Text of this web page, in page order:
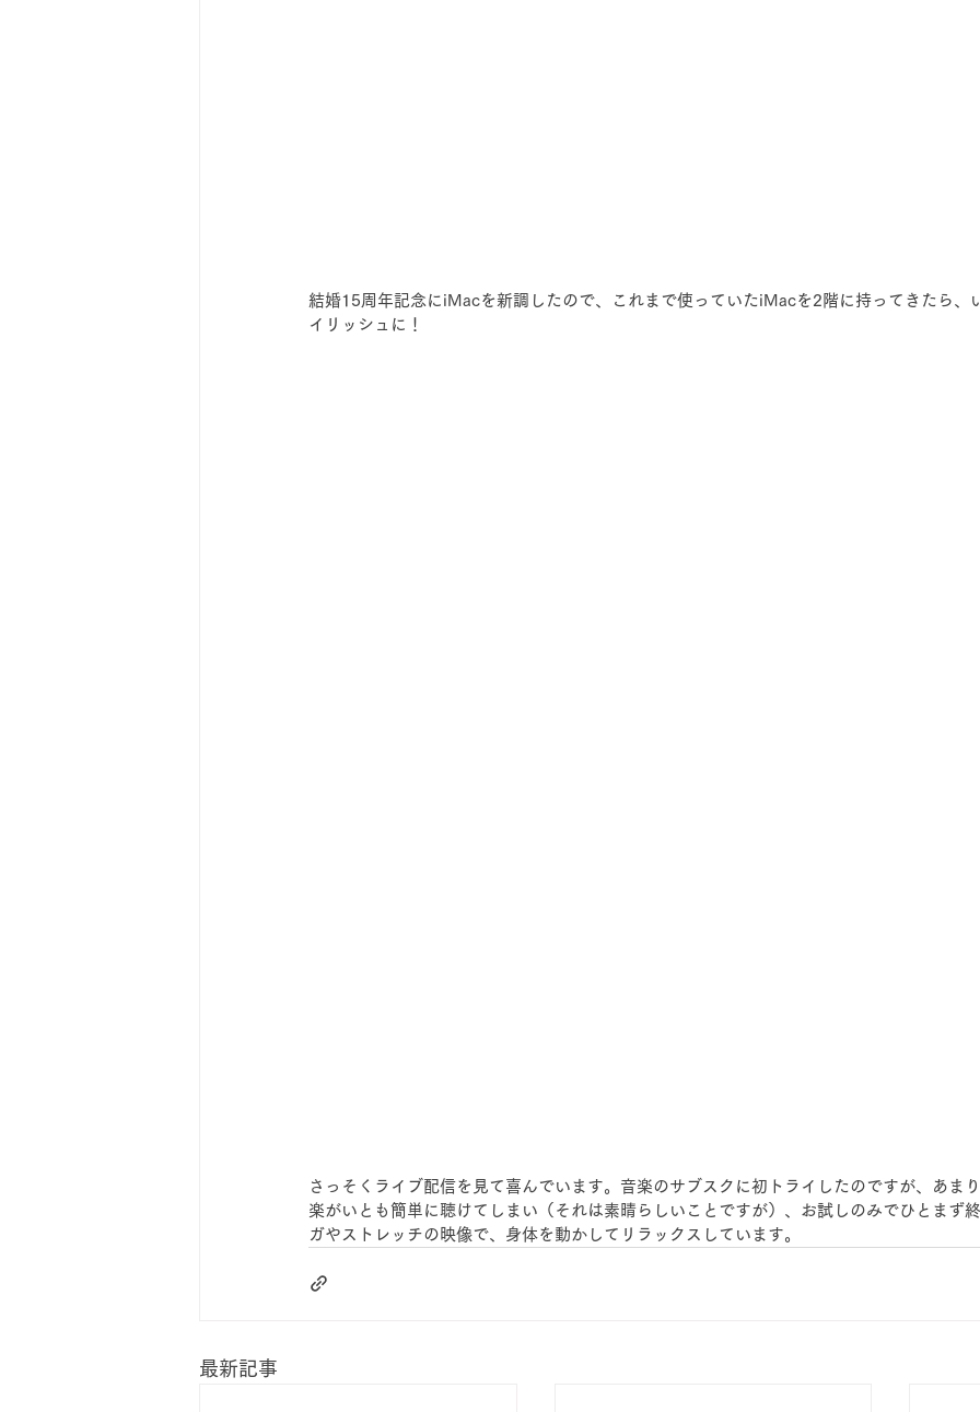
結婚15周年記念にiMacを新調したので、これまで使っていたiMacを2階に持ってきたら、
イリッシュに！
さっそくライブ配信を見て喜んでいます。音楽のサブスクに初トライしたのですが、あま
楽がいとも簡単に聴けてしまい（それは素晴らしいことですが）、お試しのみでひとまず
ガやストレッチの映像で、身体を動かしてリラックスしています。
最新記事